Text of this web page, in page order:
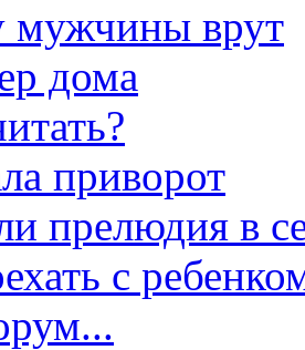
мужчины врут
дома
приворот
прелюдия в
с